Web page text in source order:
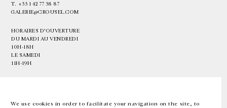
We use cookies in order to facilitate your navigation on the site, to
T. +33 1 42 77 38 87
GALERIE@CROUSEL.COM
HORAIRES D'OUVERTURE
DU MARDI AU VENDREDI
10H-18H
LE SAMEDI
11H-19H